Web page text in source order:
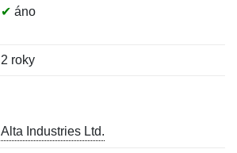
✔ áno
2 roky
Alta Industries Ltd.